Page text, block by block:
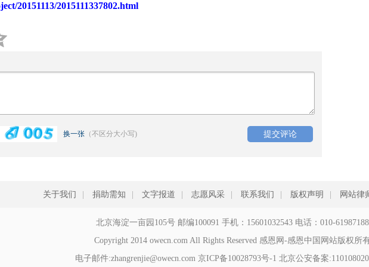
20151113/2015111337802.html
换一张 （不区分大小写)
关于我们 捐助需知 文字报道 志愿风采 联系我们 版权声明 网站律
北京海淀一亩园105号 邮编100091 手机：15601032543 电话：010-61987188
Copyright 2014 owecn.com All Rights Reserved 感恩网-感恩中国网站版权所
电子邮件:zhangrenjie@owecn.com 京ICP备10028793号-1 北京公安备案